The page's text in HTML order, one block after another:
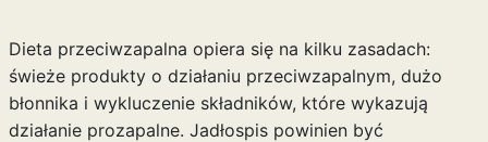
Dieta przeciwzapalna opiera się na kilku zasadach:
świeże produkty o działaniu przeciwzapalnym, dużo
błonnika i wykluczenie składników, które wykazują
działanie prozapalne. Jadłospis powinien być